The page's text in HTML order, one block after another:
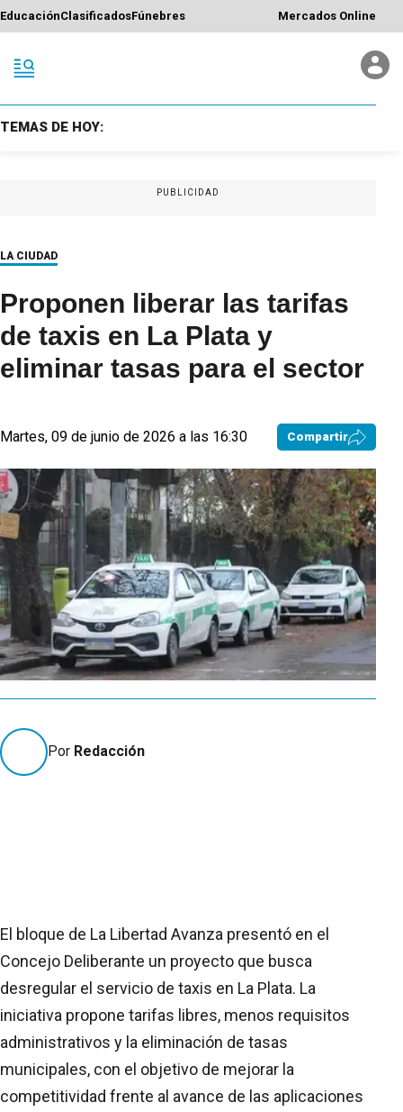
EducaciónClasificadosFúnebres Mercados Online
TEMAS DE HOY:
PUBLICIDAD
LA CIUDAD
Proponen liberar las tarifas
de taxis en La Plata y
eliminar tasas para el sector
Martes, 09 de junio de 2026 a las 16:30 Compartir
Por Redacción
El bloque de La Libertad Avanza presentó en el
Concejo Deliberante un proyecto que busca
desregular el servicio de taxis en La Plata. La
iniciativa propone tarifas libres, menos requisitos
administrativos y la eliminación de tasas
municipales, con el objetivo de mejorar la
competitividad frente al avance de las aplicaciones